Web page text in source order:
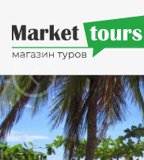
Жемчужный